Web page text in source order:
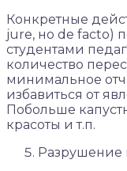
Конкретные
jure, но de facto)
студентами
количество
минимальное
избавиться от
Побольше
красоты и т.п.
Разрушение